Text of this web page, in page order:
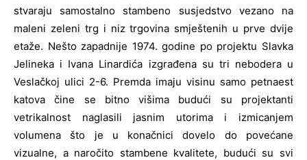
stvaraju samostalno stambeno susjedstvo vezano na
maleni zeleni trg i niz trgovina smještenih u prve dvije
etaže. Nešto zapadnije 1974. godine po projektu Slavka
Jelineka i Ivana Linardića izgrađena su tri nebodera u
Veslačkoj ulici 2-6. Premda imaju visinu samo petnaest
katova čine se bitno višima budući su projektanti
vetrikalnost naglasili jasnim utorima i izmicanjem
volumena što je u konačnici dovelo do povećane
vizualne, a naročito stambene kvalitete, budući su svi